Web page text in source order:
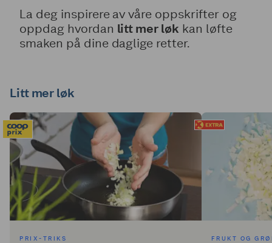
La deg inspirere av våre oppskrifter og
oppdag hvordan litt mer løk kan løfte
smaken på dine daglige retter.
Litt mer løk
PRIX-TRIKS FRUKT OG